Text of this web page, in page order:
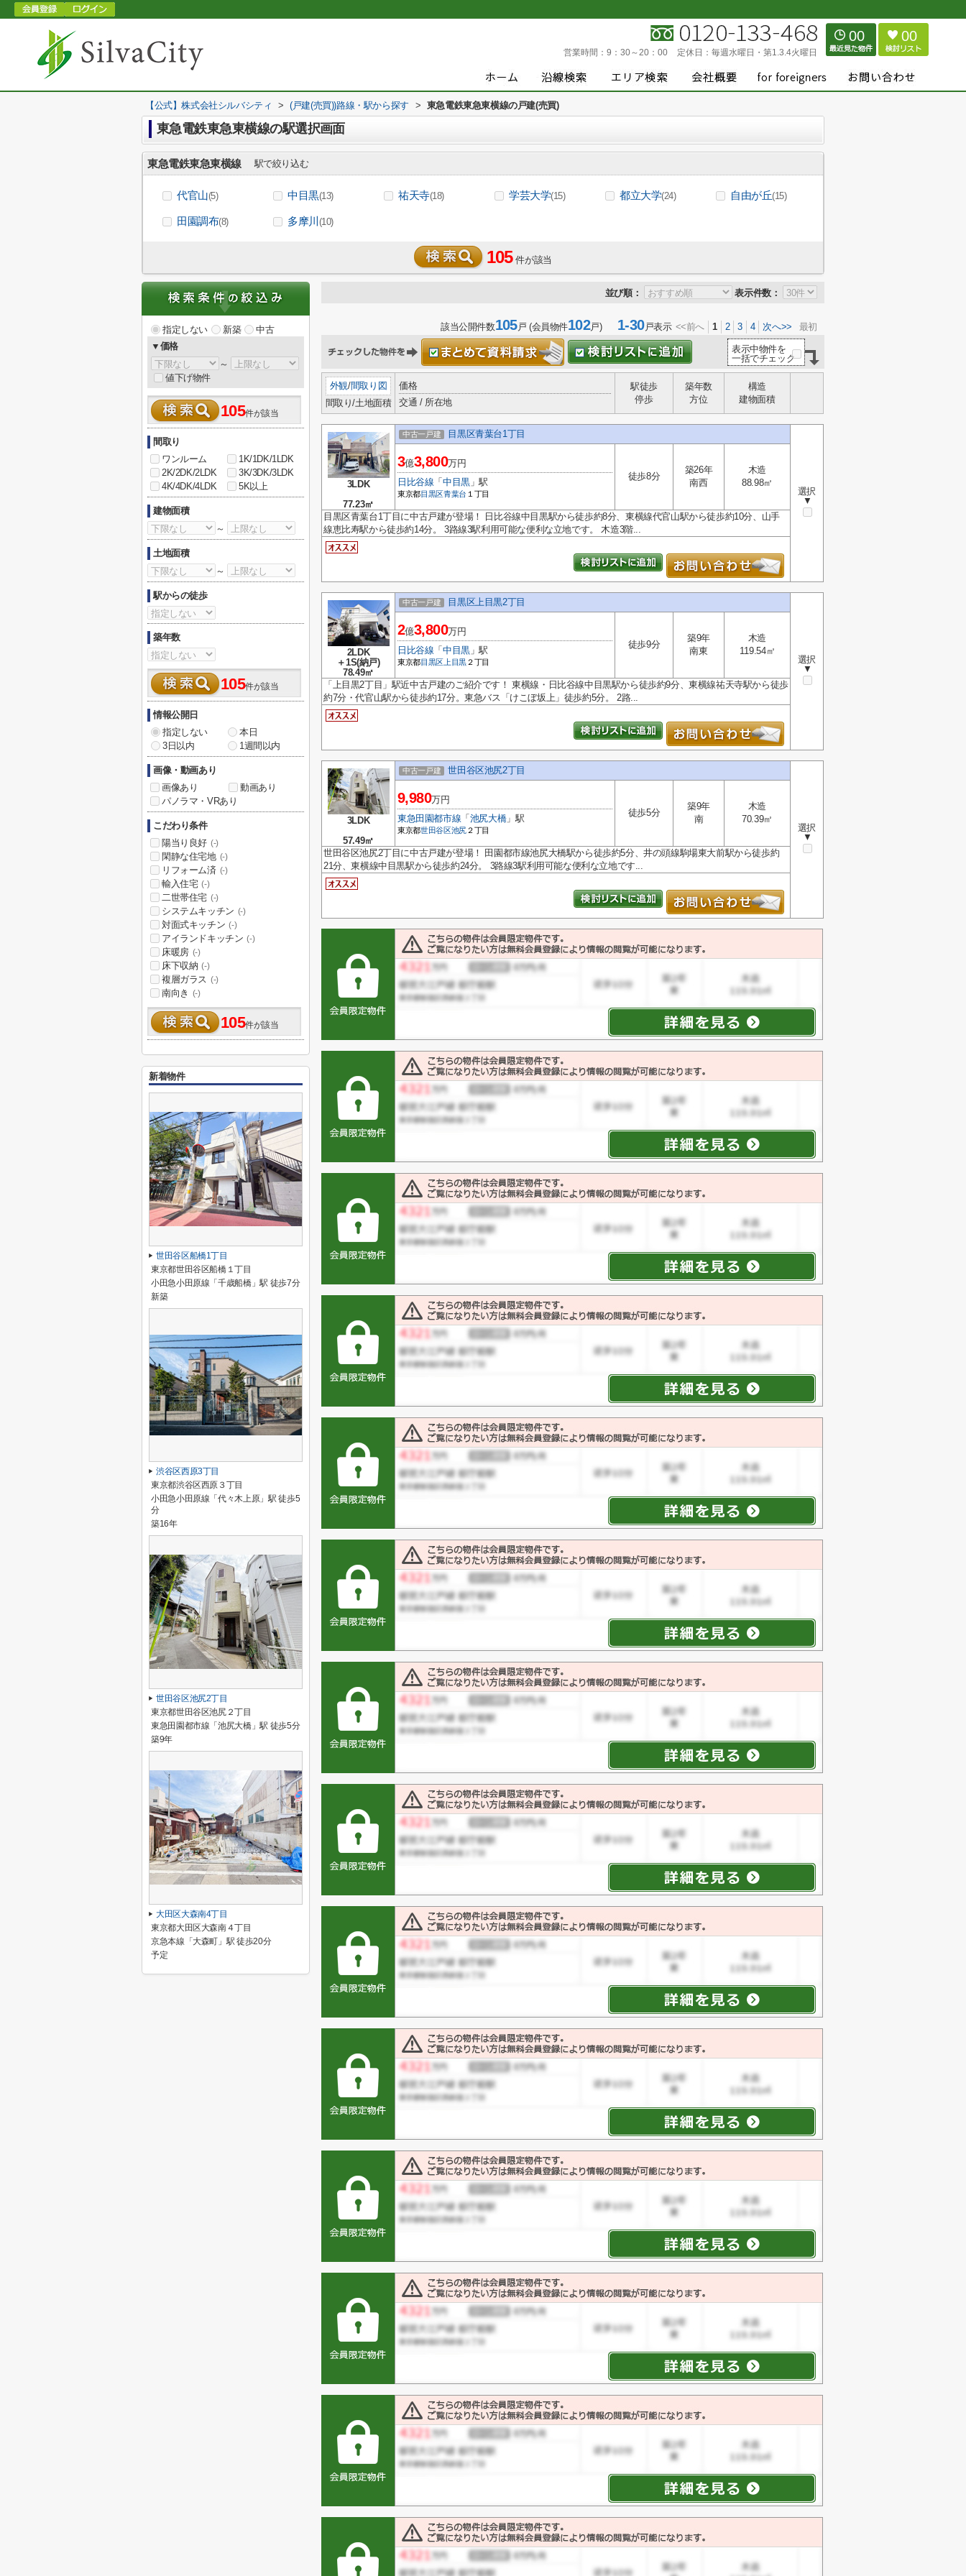
営業時間： 9：30～20：00 定休日： 毎週水曜日・第1.3.4火曜日
00 00
【公式】株式会社シルバシティ > (戸建(売買))路線・駅から探す > 東急電鉄東急東横線の戸建(売買)
東急電鉄東急東横線の駅選択画面
東急電鉄東急東横線 駅で絞り込む
代官山(5) 中目黒(13) 祐天寺(18) 学芸大学(15) 都立大学(24) 自由が丘(15)
田園調布(8) 多摩川 (10)
105 件が該当
並び順： 表示件数：
該当公開件数105戸 (会員物件102戸)1-30戸表示 <<前へ 1 2 3 4 次へ>> 最初
表示中物件を
一括でチェック
外観/間取り図
間取り/土地面積
価格
交通 / 所在地
駅徒歩
停歩
築年数
方位
構造
建物面積
3LDK
77.23㎡
中古一戸建 目黒区青葉台1丁目
選択
▼
3億3,800万円
日比谷線 「中目黒」駅
東京都目黒区青葉台 １丁目
徒歩8分
築26年
南西
木造
88.98㎡
目黒区青葉台1丁目に中古戸建が登場！ 日比谷線中目黒駅から徒歩約8分、東横線代官山駅から徒歩約10分、山手
線恵比寿駅から徒歩約14分。 3路線3駅利用可能な便利な立地です。 木造3階...
2LDK
＋1S(納戸)
78.49㎡
中古一戸建 目黒区上目黒2丁目
選択
▼
2億3,800万円
日比谷線 「中目黒」駅
東京都目黒区上目黒２丁目
徒歩9分
築9年
南東
木造
119.54㎡
「上目黒2丁目」駅近中古戸建のご紹介です！ 東横線・日比谷線中目黒駅から徒歩約9分、東横線祐天寺駅から徒歩
約7分・代官山駅から徒歩約17分。東急バス「けこぼ坂上」徒歩約5分。 2路...
3LDK
57.49㎡
中古一戸建 世田谷区池尻2丁目
選択
▼
9,980万円
東急田園都市線 「 池尻大橋」駅
東京都世田谷区池尻２丁目
徒歩5分
築9年
南
木造
70.39㎡
世田谷区池尻2丁目に中古戸建が登場！ 田園都市線池尻大橋駅から徒歩約5分、井の頭線駒場東大前駅から徒歩約
21分、東横線中目黒駅から徒歩約24分。 3路線3駅利用可能な便利な立地です...
指定しない 新築
中古
▼価格
～
値下げ物件
105件が該当
間取り
ワンルーム
1K/1DK/1LDK
2K/2DK/2LDK
3K/3DK/3LDK
4K/4DK/4LDK
5K以上
建物面積
～
土地面積
～
駅からの徒歩
築年数
105件が該当
情報公開日
指定しない
本日
3日以内
1週間以内
画像・動画あり
画像あり
動画あり
パノラマ・VRあり
こだわり条件
陽当り良好 (-)
閑静な住宅地 (-)
リフォーム済 (-)
輸入住宅 (-)
二世帯住宅 (-)
システムキッチン (-)
対面式キッチン (-)
アイランドキッチン (-)
床暖房 (-)
床下収納 (-)
複層ガラス (-)
南向き (-)
105件が該当
新着物件
世田谷区船橋1丁目
東京都世田谷区船橋１丁目
小田急小田原線「千歳船橋」駅 徒歩7分
新築
渋谷区西原3丁目
東京都渋谷区西原３丁目
小田急小田原線「代々木上原」駅 徒歩5
分
築16年
世田谷区池尻2丁目
東京都世田谷区池尻２丁目
東急田園都市線「池尻大橋」駅 徒歩5分
築9年
大田区大森南4丁目
東京都大田区大森南４丁目
京急本線「大森町」駅 徒歩20分
予定